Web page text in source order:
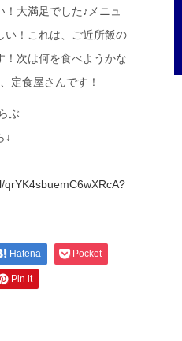
大満足でした♪メニュ
い！これは、ご近所飯の
！次は何を食べようかな
定食屋さんです！
ぶ
↓
Hatena Pocket
Pin it